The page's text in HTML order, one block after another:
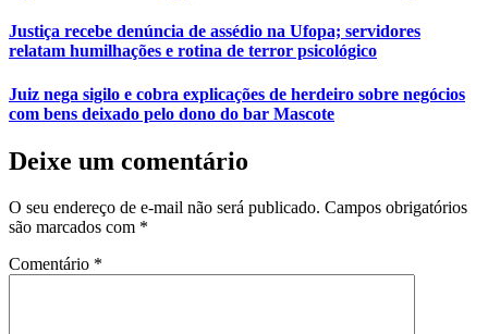
Justiça recebe denúncia de assédio na Ufopa; servidores
relatam humilhações e rotina de terror psicológico
Juiz nega sigilo e cobra explicações de herdeiro sobre negócios
com bens deixado pelo dono do bar Mascote
Deixe um comentário
O seu endereço de e-mail não será publicado. Campos obrigatórios
são marcados com *
Comentário *